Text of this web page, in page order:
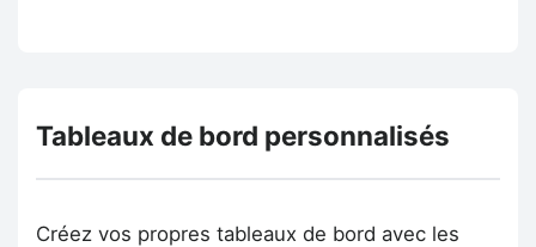
Tableaux de bord personnalisés
Créez vos propres tableaux de bord avec les